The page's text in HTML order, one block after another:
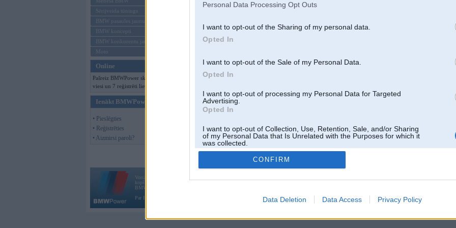
Personal Data Processing Opt Outs
I want to opt-out of the Sharing of my personal data.
Opted In
I want to opt-out of the Sale of my Personal Data.
Opted In
I want to opt-out of processing my Personal Data for Targeted
Advertising.
Opted In
I want to opt-out of Collection, Use, Retention, Sale, and/or Sharing
of my Personal Data that Is Unrelated with the Purposes for which it
was collected.
Opted Out
CONFIRM
Data Deletion Data Access Privacy Policy
Sērijveida tūnings
BMW pasaules jaunumi
BMW koncepti
BMW konkurentu jaunumi
Moto
Online
Pašreiz BMWPower skatās 133
viesi un 7 reģistrēti lietotāji.
Ienākt BMWPower
• Pieslēgties
• Reģistrēties
• Aizmirsi paroli?
Vortāls BMWPower.lv darbojas
kopš 2002. gada 14. maija. Tas nav auto klubs un nav saistīts ar
BMW AG.
Par BMWPower